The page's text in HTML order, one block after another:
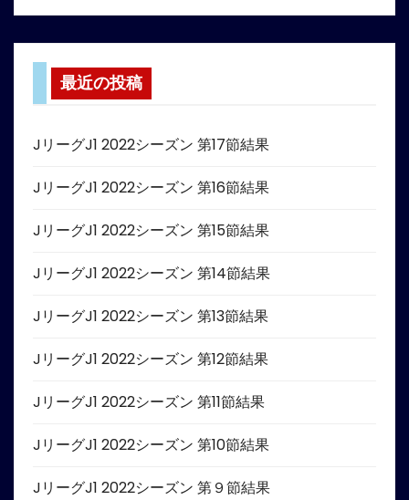
最近の投稿
JリーグJ1 2022シーズン 第17節結果
JリーグJ1 2022シーズン 第16節結果
JリーグJ1 2022シーズン 第15節結果
JリーグJ1 2022シーズン 第14節結果
JリーグJ1 2022シーズン 第13節結果
JリーグJ1 2022シーズン 第12節結果
JリーグJ1 2022シーズン 第11節結果
JリーグJ1 2022シーズン 第10節結果
JリーグJ1 2022シーズン 第９節結果